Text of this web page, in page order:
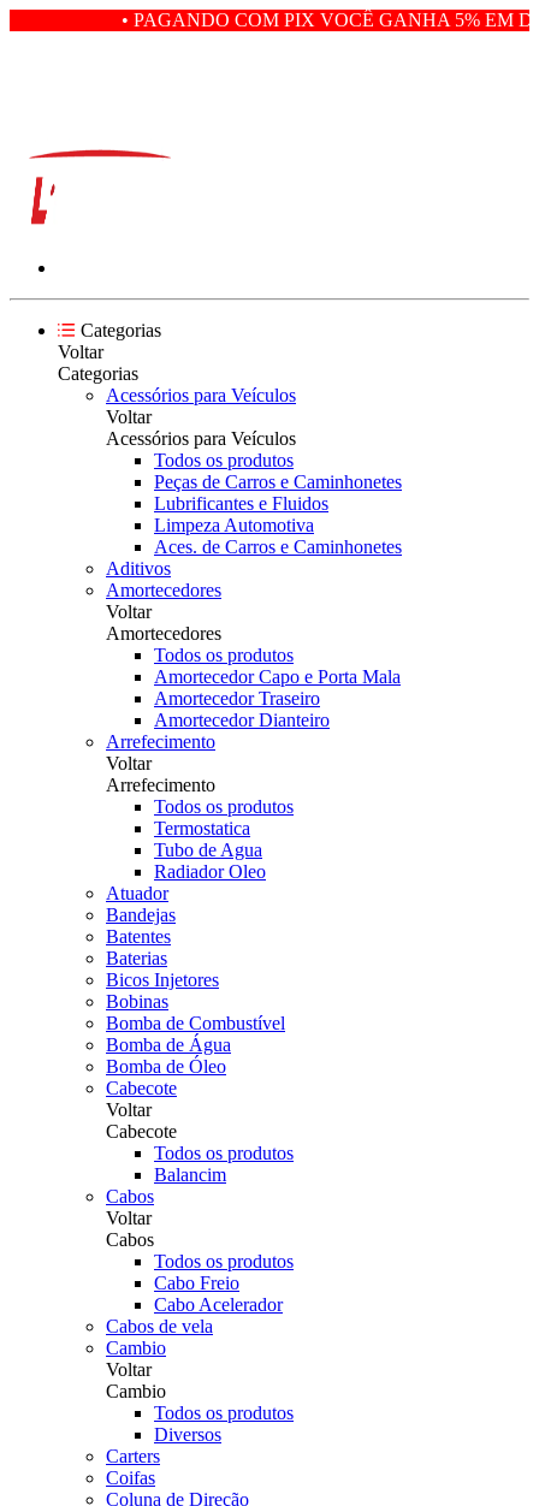
• PAGANDO COM PIX VOCÊ GANHA 5% EM
Categorias
Voltar
Categorias
Acessórios para Veículos
Voltar
Acessórios para Veículos
Todos os produtos
Peças de Carros e Caminhonetes
Lubrificantes e Fluidos
Limpeza Automotiva
Aces. de Carros e Caminhonetes
Aditivos
Amortecedores
Voltar
Amortecedores
Todos os produtos
Amortecedor Capo e Porta Mala
Amortecedor Traseiro
Amortecedor Dianteiro
Arrefecimento
Voltar
Arrefecimento
Todos os produtos
Termostatica
Tubo de Agua
Radiador Oleo
Atuador
Bandejas
Batentes
Baterias
Bicos Injetores
Bobinas
Bomba de Combustível
Bomba de Água
Bomba de Óleo
Cabecote
Voltar
Cabecote
Todos os produtos
Balancim
Cabos
Voltar
Cabos
Todos os produtos
Cabo Freio
Cabo Acelerador
Cabos de vela
Cambio
Voltar
Cambio
Todos os produtos
Diversos
Carters
Coifas
Coluna de Direção